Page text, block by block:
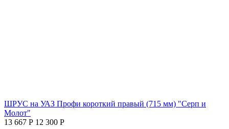
ШРУС на УАЗ Профи короткий правый (715 мм) "Серп и
Молот"
13 667 Р 12 300 Р